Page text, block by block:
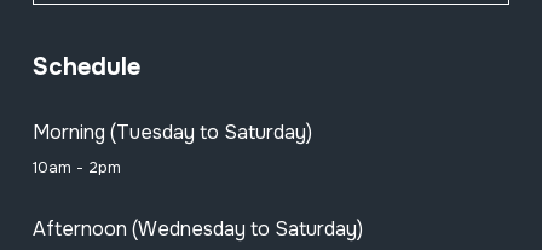
Schedule
Morning (Tuesday to Saturday)
10am - 2pm
Afternoon (Wednesday to Saturday)